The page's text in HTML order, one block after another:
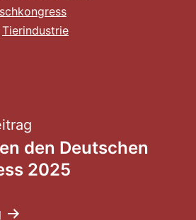
Tierindustrie
den Deutschen
2025